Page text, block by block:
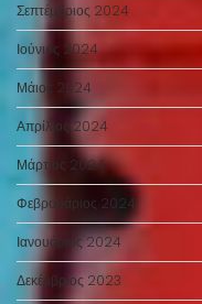
Σεπτέμβριος 2024
Ιούνιος 2024
Μάιος 2024
Απρίλιος 2024
Μάρτιος 2024
Φεβρουάριος 2024
Ιανουάριος 2024
Δεκέμβριος 2023